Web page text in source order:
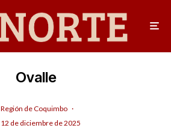
Ovalle
Región de Coquimbo ·
12 de diciembre de 2025